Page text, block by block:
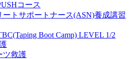
コース
ートサポートナース(ASN)養成講習
Boot Camp) LEVEL 1/2
ツ救護